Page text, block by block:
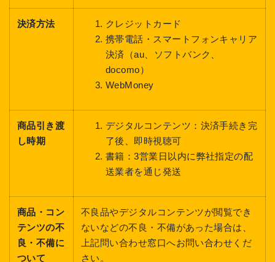
決済方法
クレジットカード
携帯電話・スマートフォンキャリア
決済（au、ソフトバンク、
docomo）
WebMoney
商品引き渡
し時期
デジタルコンテンツ：決済手続き完
了後、即時視聴可
書籍：3営業日以内に弊社指定の配
送業者を通じ発送
商品・コン
テンツの不
良・不備に
ついて
不良品やデジタルコンテンツが閲覧でき
ないなどの不良・不備があった場合は、
上記問い合わせ窓口へお問い合わせくだ
さい。